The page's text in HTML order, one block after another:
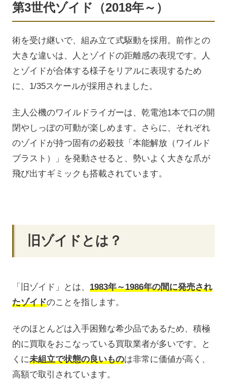
第3世代ゾイド（2018年～）
術を受け継いで、組み立て式駆動を採用。前作との
大きな違いは、人とゾイドの距離感の表現です。人
とゾイドが合体する様子をリアルに表現するため
に、1/35スケールが採用されました。
主人公機のワイルドライガーは、乾電池1本で口の開
閉やしっぽの可動が楽しめます。さらに、それぞれ
のゾイドが持つ固有の必殺技「本能解放（ワイルド
ブラスト）」を発動させると、勢いよく大きな爪が
飛び出すギミックも搭載されています。
旧ゾイドとは？
「旧ゾイド」とは、 1983年～1986年の間に発売され
たゾイドのことを指します。
そのほとんどは入手困難な希少品であるため、積極
的に買取をおこなっている買取業者が多いです。と
くに未組立で状態の良いものは非常に価値が高く、
高額で取引されています。